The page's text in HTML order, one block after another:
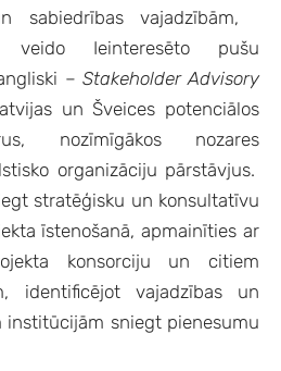
sabiedrības vajadzībām,
veido Ieinteresēto pušu
– Stakeholder Advisory
un Šveices potenciālos
nozīmīgākos nozares
organizāciju pārstāvjus.
stratēģisku un konsultatīvu
īstenošanā, apmainīties ar
konsorciju un citiem
, identificējot vajadzības un
institūcijām sniegt pienesumu